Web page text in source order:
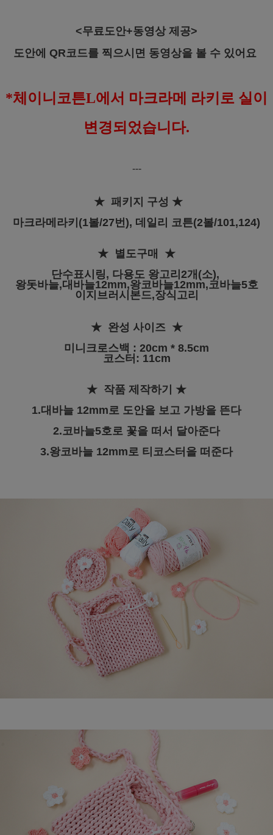
<무료도안+동영상 제공>
도안에 QR코드를 찍으시면 동영상을 볼 수 있어요
*체이니코튼L에서 마크라메 라키로 실이
변경되었습니다.
---
★ 패키지 구성 ★
마크라메라키(1볼/27번), 데일리 코튼(2볼/101,124)
★ 별도구매 ★
단수표시링, 다용도 왕고리2개(소),
왕돗바늘,대바늘12mm,왕코바늘12mm,코바늘5호
이지브러시본드,장식고리
★ 완성 사이즈 ★
미니크로스백 : 20cm * 8.5cm
코스터: 11cm
★ 작품 제작하기
★
1.대바늘 12mm로 도안을 보고 가방을 뜬다
2.코바늘5호로 꽃을 떠서 달아준다
3.왕코바늘 12mm로 티코스터을 떠준다